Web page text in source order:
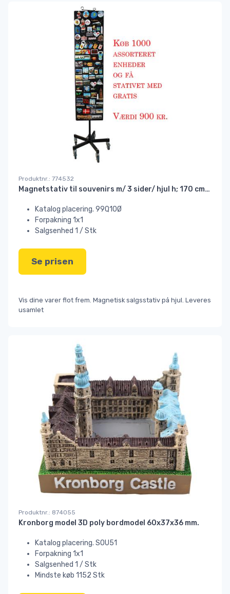
Produktnr.: 774532
Magnetstativ til souvenirs m/ 3 sider/ hjul h; 170 cm.sort//
Katalog placering. 99Q10Ø
Forpakning 1x1
Salgsenhed 1 / Stk
Se prisen
Vis dine varer flot frem. Magnetisk salgsstativ på hjul. Leveres
usamlet
Produktnr.: 874055
Kronborg model 3D poly bordmodel 60x37x36 mm.
Katalog placering. SOU51
Forpakning 1x1
Salgsenhed 1 / Stk
Mindste køb 1152 Stk